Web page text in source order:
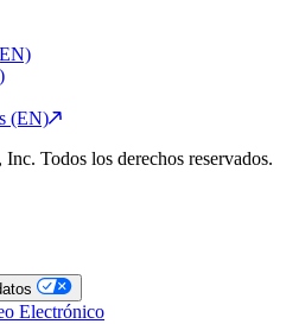
(EN)
Todos los derechos reservados.
Electrónico